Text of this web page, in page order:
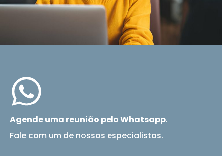
Agende uma reunião pelo Whatsapp.
Fale com um de nossos especialistas.